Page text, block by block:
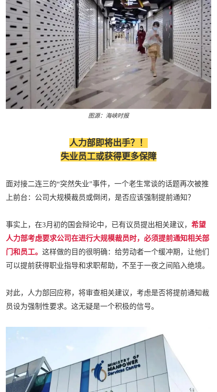
图源：海峡时报
人力部即将出手？！
失业员工或获得更多保障
面对接二连三的“突然失业”事件，一个老生常谈的话题再次被推
上前台：公司大规模裁员或倒闭，是否应该强制提前通知？
事实上，在3月初的国会辩论中，已有议员提出相关建议，希望
人力部考虑要求公司在进行大规模裁员时，必须提前通知相关部
门和员工。这样做的目的很明确：给劳动者一个缓冲期，让他们
可以提前获得职业指导和求职帮助，不至于一夜之间陷入绝境。
对此，人力部回应称，将审查相关建议，考虑是否将提前通知裁
员设为强制性要求。这无疑是一个积极的信号。